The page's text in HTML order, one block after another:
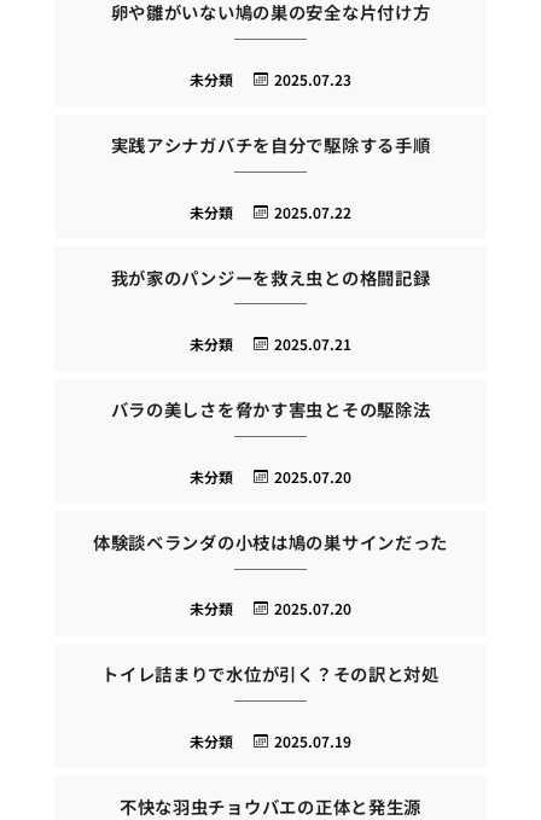
卵や雛がいない鳩の巣の安全な片付け方
2025.07.23
未分類
実践アシナガバチを自分で駆除する手順
2025.07.22
未分類
我が家のパンジーを救え虫との格闘記録
2025.07.21
未分類
バラの美しさを脅かす害虫とその駆除法
2025.07.20
未分類
体験談ベランダの小枝は鳩の巣サインだった
2025.07.20
未分類
トイレ詰まりで水位が引く？その訳と対処
2025.07.19
未分類
不快な羽虫チョウバエの正体と発生源